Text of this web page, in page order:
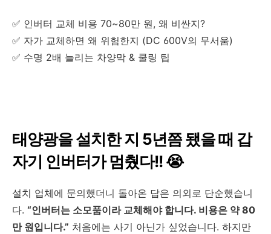
✅ 인버터 교체 비용 70~80만 원, 왜 비싼지?
✅ 자가 교체하면 왜 위험한지 (DC 600V의 무서움)
✅ 수명 2배 늘리는 차양막 & 쿨링 팁
태양광을 설치한 지 5년쯤 됐을 때 갑
자기 인버터가 멈췄다!! 😭
설치 업체에 문의했더니 돌아온 답은 의외로 단순했습니
다. “인버터는 소모품이라 교체해야 합니다. 비용은 약 80
만 원입니다.” 처음에는 사기 아닌가 싶었습니다. 하지만